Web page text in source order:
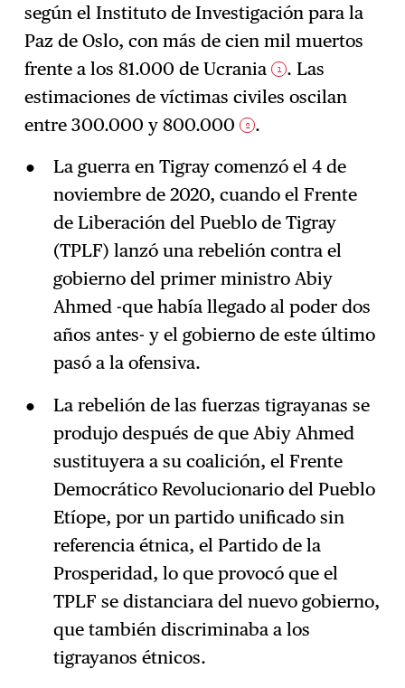
según el Instituto de Investigación para la
Paz de Oslo, con más de cien mil muertos
frente a los 81.000 de Ucrania 1 . Las
estimaciones de víctimas civiles oscilan
entre 300.000 y 800.000 2 .
La guerra en Tigray comenzó el 4 de
noviembre de 2020, cuando el Frente
de Liberación del Pueblo de Tigray
(TPLF) lanzó una rebelión contra el
gobierno del primer ministro Abiy
Ahmed -que había llegado al poder dos
años antes- y el gobierno de este último
pasó a la ofensiva.
La rebelión de las fuerzas tigrayanas se
produjo después de que Abiy Ahmed
sustituyera a su coalición, el Frente
Democrático Revolucionario del Pueblo
Etíope, por un partido unificado sin
referencia étnica, el Partido de la
Prosperidad, lo que provocó que el
TPLF se distanciara del nuevo gobierno,
que también discriminaba a los
tigrayanos étnicos.